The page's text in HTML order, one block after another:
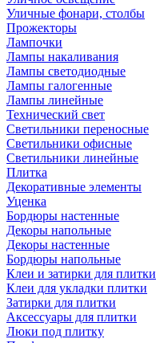
Уличные фонари, столбы
Прожекторы
Лампочки
Лампы накаливания
Лампы светодиодные
Лампы галогенные
Лампы линейные
Технический свет
Светильники переносные
Светильники офисные
Светильники линейные
Плитка
Декоративные элементы
Уценка
Бордюры настенные
Декоры напольные
Декоры настенные
Бордюры напольные
Клеи и затирки для плитки
Клеи для укладки плитки
Затирки для плитки
Аксессуары для плитки
Люки под плитку